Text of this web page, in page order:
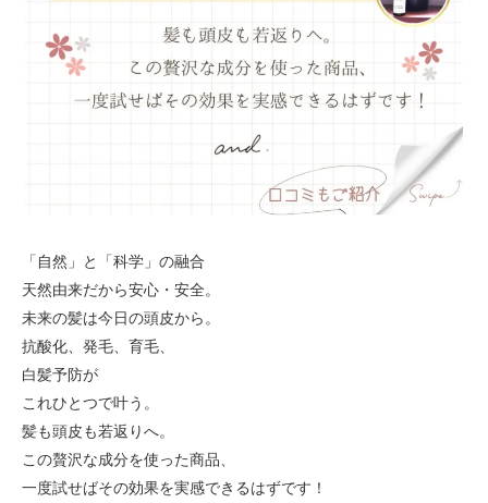
「自然」と「科学」の融合
天然由来だから安心・安全。
未来の髪は今日の頭皮から。
抗酸化、発毛、育毛、
白髪予防が
これひとつで叶う。
髪も頭皮も若返りへ。
この贅沢な成分を使った商品、
一度試せばその効果を実感できるはずです！